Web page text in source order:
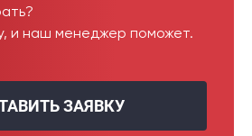
и наш менеджер поможет.
ЗАЯВКУ